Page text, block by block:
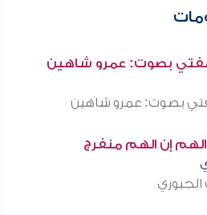
بصوت: عمرو شاهين
بصوت: عمرو شاهين
إن الهم منفرج
الجبوري